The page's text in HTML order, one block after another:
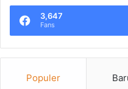
3,647
Fans
Populer